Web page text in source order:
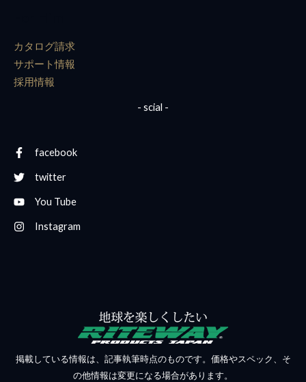
カタログ請求
サポート情報
採用情報
- scial -
facebook
twitter
You Tube
Instagram
掲載している情報は、記事執筆時点のものです。価格やスペック、そ
の他情報は変更になる場合があります。